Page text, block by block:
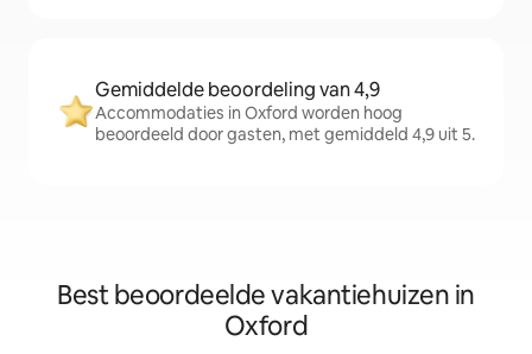
Gemiddelde beoordeling van 4,9
Accommodaties in Oxford worden hoog
beoordeeld door gasten, met gemiddeld 4,9 uit 5.
Best beoordeelde vakantiehuizen in
Oxford